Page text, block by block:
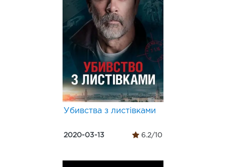
Убивства з листівками
2020-03-13 6.2/10